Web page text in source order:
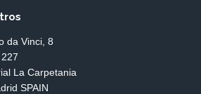
da Vinci, 8
La Carpetania
SPAIN